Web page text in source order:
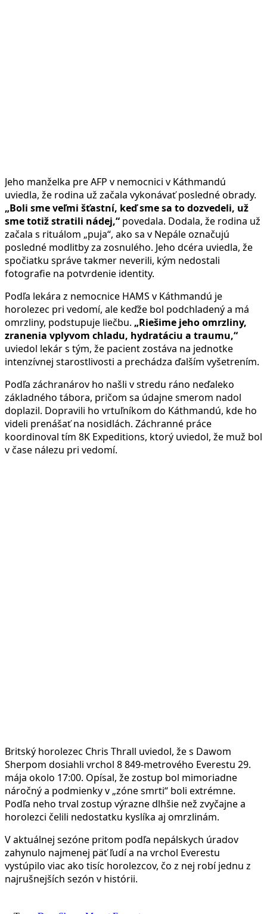
Jeho manželka pre AFP v nemocnici v Káthmandú
uviedla, že rodina už začala vykonávať posledné obrady.
„Boli sme veľmi šťastní, keď sme sa to dozvedeli, už
sme totiž stratili nádej,“ povedala. Dodala, že rodina už
začala s rituálom „puja“, ako sa v Nepále označujú
posledné modlitby za zosnulého. Jeho dcéra uviedla, že
spočiatku správe takmer neverili, kým nedostali
fotografie na potvrdenie identity.
Podľa lekára z nemocnice HAMS v Káthmandú je
horolezec pri vedomí, ale keďže bol podchladený a má
omrzliny, podstupuje liečbu. „Riešime jeho omrzliny,
zranenia vplyvom chladu, hydratáciu a traumu,“
uviedol lekár s tým, že pacient zostáva na jednotke
intenzívnej starostlivosti a prechádza ďalším vyšetrením.
Podľa záchranárov ho našli v stredu ráno neďaleko
základného tábora, pričom sa údajne smerom nadol
doplazil. Dopravili ho vrtuľníkom do Káthmandú, kde ho
videli prenášať na nosidlách. Záchranné práce
koordinoval tím 8K Expeditions, ktorý uviedol, že muž bol
v čase nálezu pri vedomí.
Britský horolezec Chris Thrall uviedol, že s Dawom
Sherpom dosiahli vrchol 8 849-metrového Everestu 29.
mája okolo 17:00. Opísal, že zostup bol mimoriadne
náročný a podmienky v „zóne smrti“ boli extrémne.
Podľa neho trval zostup výrazne dlhšie než zvyčajne a
horolezci čelili nedostatku kyslíka aj omrzlinám.
V aktuálnej sezóne pritom podľa nepálskych úradov
zahynulo najmenej päť ľudí a na vrchol Everestu
vystúpilo viac ako tisíc horolezcov, čo z nej robí jednu z
najrušnejších sezón v histórii.